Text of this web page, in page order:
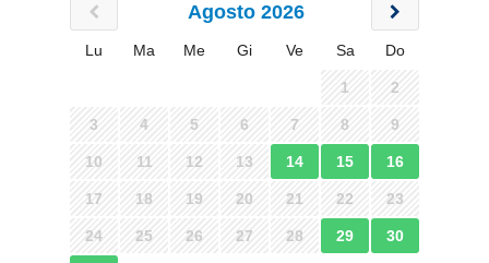
Agosto 2026
Lu Ma Me Gi Ve Sa Do
1 2
3 4 5 6 7 8 9
10 11 12 13 14 15 16
17 18 19 20 21 22 23
24 25 26 27 28 29 30